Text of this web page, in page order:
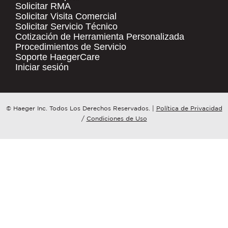
COMPANY NAME*
COUNTRY
REGARDING?*
.
QUICK LINKS
Products
Resources
Contact Us
Tooling Wizard
Solicitar RMA
Solicitar Visita Comercial
Solicitar Servicio Técnico
Cotización de Herramienta Personalizada
Procedimientos de Servicio
Soporte HaegerCare
Iniciar sesión
© Haeger Inc. Todos Los Derechos Reservados.
Política de Privacidad
/ Condiciones de Uso